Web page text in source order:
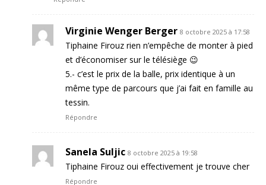
Virginie Wenger Berger 8 octobre 2025 à 17:58
Tiphaine Firouz rien n’empêche de monter à pied
et d’économiser sur le télésiège 😉
5.- c’est le prix de la balle, prix identique à un
même type de parcours que j’ai fait en famille au
tessin.
Répondre
Sanela Suljic 8 octobre 2025 à 19:58
Tiphaine Firouz oui effectivement je trouve cher
Répondre